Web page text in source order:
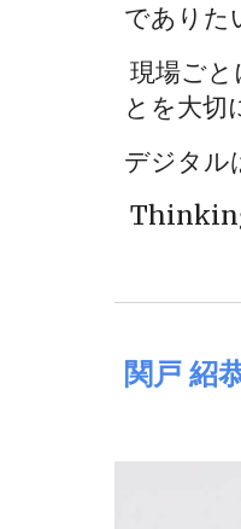
でありた
現場ご
とを大切
デジタル
Thinking
関戸 紹